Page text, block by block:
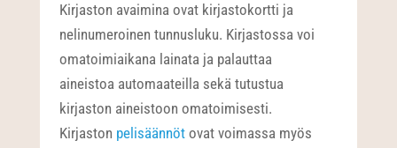
Kirjaston avaimina ovat kirjastokortti ja
nelinumeroinen tunnusluku. Kirjastossa voi
omatoimiaikana lainata ja palauttaa
aineistoa automaateilla sekä tutustua
kirjaston aineistoon omatoimisesti.
Kirjaston pelisäännötovat voimassa myös